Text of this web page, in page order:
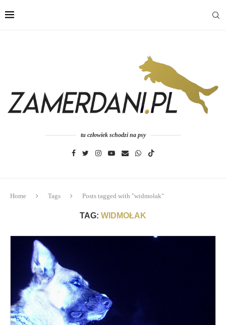
tu człowiek schodzi na psy
Home Tags Posts tagged with "widmołak"
TAG: WIDMOŁAK